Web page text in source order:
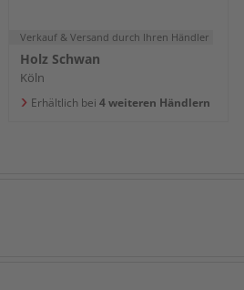
Verkauf & Versand durch Ihren Händler
Holz Schwan
Köln
Erhältlich bei 4 weiteren Händlern